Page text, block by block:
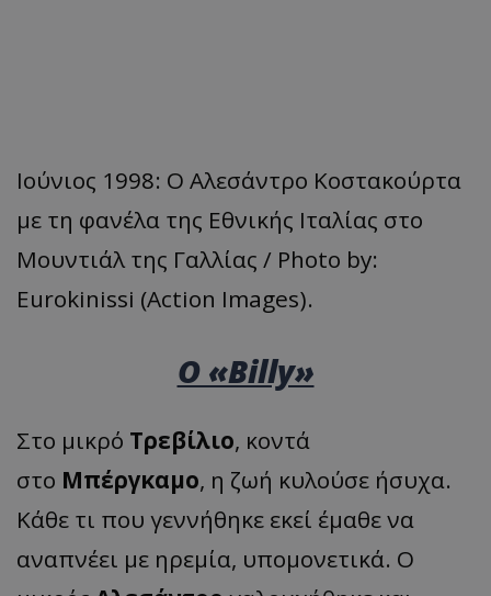
Ιούνιος 1998: Ο Αλεσάντρο Κοστακούρτα
με τη φανέλα της Εθνικής Ιταλίας στο
Μουντιάλ της Γαλλίας / Photo by:
Eurokinissi (Action Images).
Ο «Billy»
Στο μικρό Τρεβίλιο, κοντά
στο Μπέργκαμο, η ζωή κυλούσε ήσυχα.
Κάθε τι που γεννήθηκε εκεί έμαθε να
αναπνέει με ηρεμία, υπομονετικά. Ο